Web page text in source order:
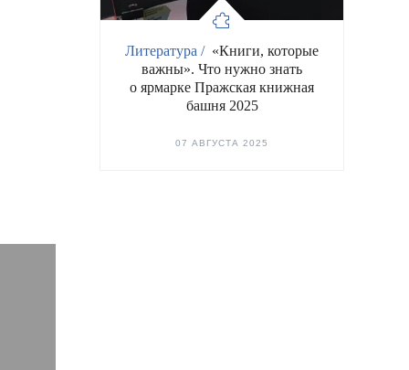
Литература / «Книги, которые
важны». Что нужно знать
о ярмарке Пражская книжная
башня 2025
07 АВГУСТА 2025